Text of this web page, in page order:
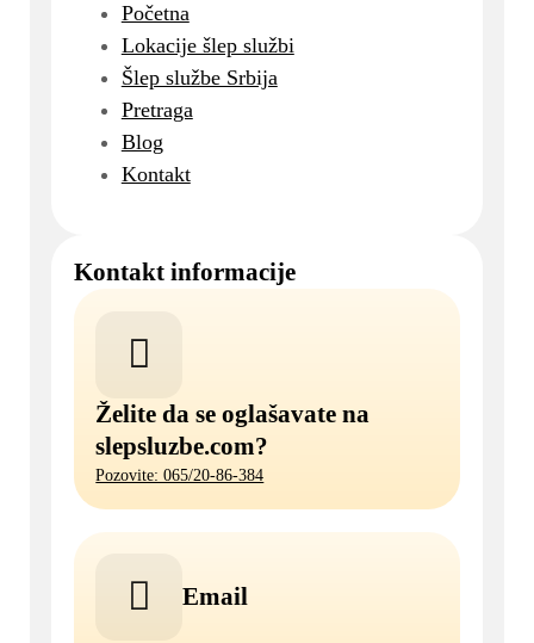
Početna
Lokacije šlep službi
Šlep službe Srbija
Pretraga
Blog
Kontakt
Kontakt informacije
Želite da se oglašavate na
slepsluzbe.com?
Pozovite: 065/20-86-384
Email